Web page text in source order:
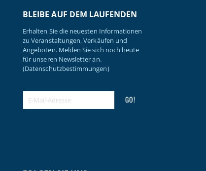
BLEIBE AUF DEM LAUFENDEN
Erhalten Sie die neuesten Informationen
zu Veranstaltungen, Verkäufen und
Angeboten. Melden Sie sich noch heute
für unseren Newsletter an.
(Datenschutzbestimmungen)
GO!